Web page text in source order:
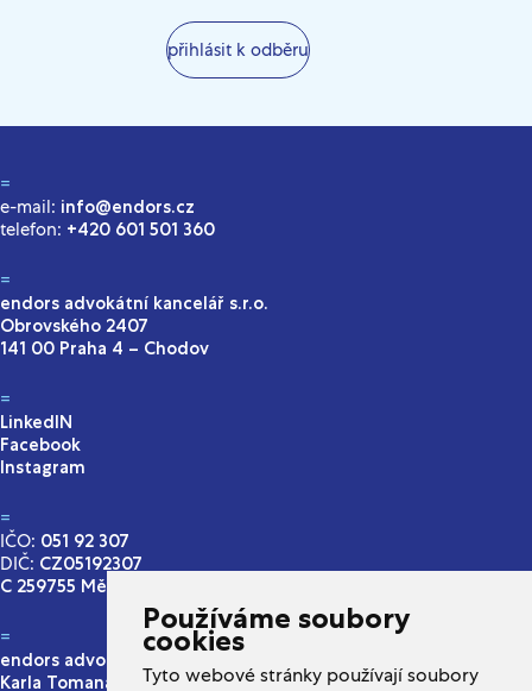
Používáme soubory
cookies
Tyto webové stránky používají soubory
přihlásit k odběru
e-mail: info@endors.cz
telefon: +420 601 501 360
endors advokátní kancelář s.r.o.
Obrovského 2407
141 00 Praha 4 – Chodov
LinkedIN
Facebook
Instagram
IČO: 051 92 307
DIČ: CZ05192307
C 259755 Městský soud v Praze
endors advokátní kancelář s.r.o.
Karla Tomana 46/6